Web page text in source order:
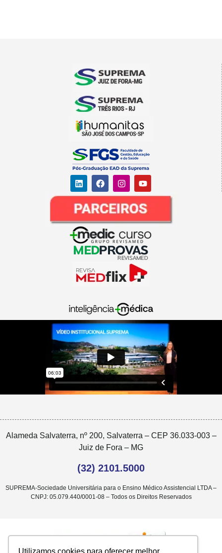
Alameda Salvaterra, nº 200, Salvaterra – CEP 36.033-003 –
Juiz de Fora – MG
(32) 2101.5000
SUPREMA-Sociedade Universitária para o Ensino Médico Assistencial LTDA –
CNPJ: 05.079.440/0001-08 – Todos os Direitos Reservados